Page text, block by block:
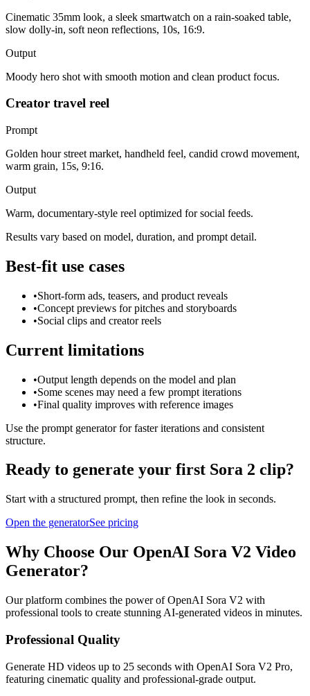
Cinematic 35mm look, a sleek smartwatch on a rain-soaked table,
slow dolly-in, soft neon reflections, 10s, 16:9.
Output
Moody hero shot with smooth motion and clean product focus.
Creator travel reel
Prompt
Golden hour street market, handheld feel, candid crowd movement,
warm grain, 15s, 9:16.
Output
Warm, documentary-style reel optimized for social feeds.
Results vary based on model, duration, and prompt detail.
Best-fit use cases
•Short-form ads, teasers, and product reveals
•Concept previews for pitches and storyboards
•Social clips and creator reels
Current limitations
•Output length depends on the model and plan
•Some scenes may need a few prompt iterations
•Final quality improves with reference images
Use the prompt generator for faster iterations and consistent
structure.
Ready to generate your first Sora 2 clip?
Start with a structured prompt, then refine the look in seconds.
Open the generatorSee pricing
Why Choose Our OpenAI Sora V2 Video
Generator?
Our platform combines the power of OpenAI Sora V2 with
professional tools to create stunning AI-generated videos in minutes.
Professional Quality
Generate HD videos up to 25 seconds with OpenAI Sora V2 Pro,
featuring cinematic quality and professional-grade output.